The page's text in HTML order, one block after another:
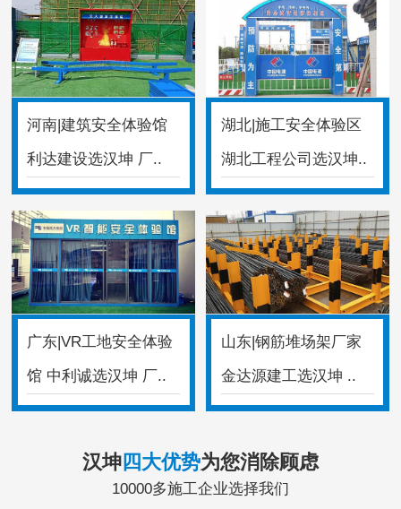
河南|建筑安全体验馆
利达建设选汉坤 厂..
湖北|施工安全体验区
湖北工程公司选汉坤..
广东|VR工地安全体验
馆 中利诚选汉坤 厂..
山东|钢筋堆场架厂家
金达源建工选汉坤 ..
汉坤 四大优势为您消除顾虑
10000多施工企业选择我们